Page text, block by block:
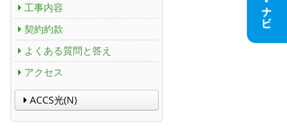
工事内容
契約約款
よくある質問と答え
アクセス
ACCS光(N)